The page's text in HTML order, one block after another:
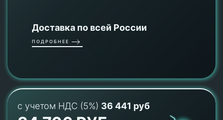
Доставка по всей России
ПОДРОБНЕЕ
с учетом НДС (5%) 36 441 руб